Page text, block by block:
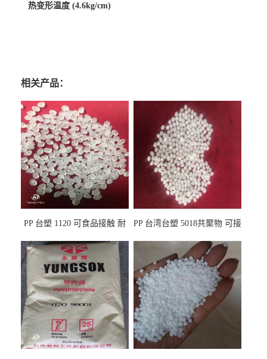
热变形温度 (4.6kg/cm)
相关产品：
PP 台塑 1120 可食品接触 耐
PP 台湾台塑 5018共聚物 可接